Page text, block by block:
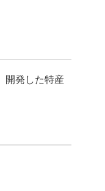
開発した特産